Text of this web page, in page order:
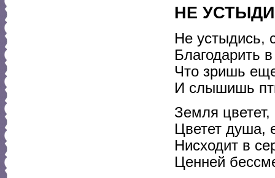
НЕ
Не устыдись,
Благодарить
Что зришь
И слышишь
Земля
Цветет душа,
Нисходит в
Ценней